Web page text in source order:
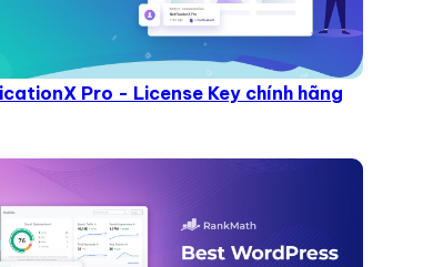
Pro - License Key chính hãng